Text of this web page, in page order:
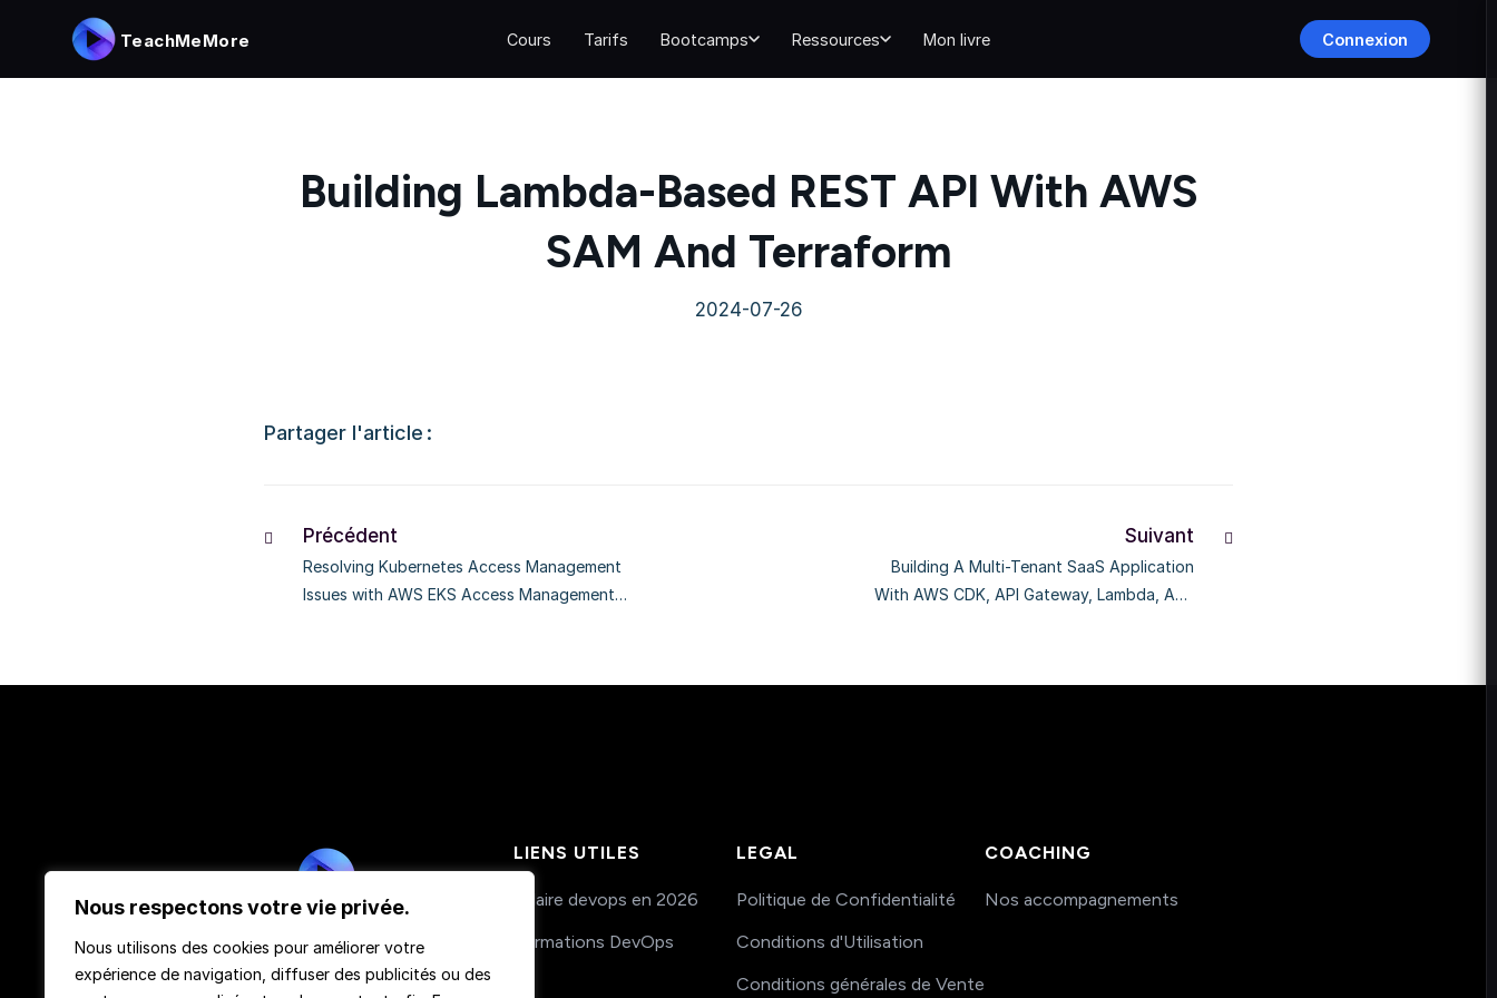
Nous respectons votre vie privée.
Nous utilisons des cookies pour améliorer votre
expérience de navigation, diffuser des publicités ou des
TeachMeMore Cours Tarifs Bootcamps Ressources Mon livre Connexion
Building Lambda-Based REST API With AWS
SAM And Terraform
2024-07-26
Partager l'article :
Précédent
Resolving Kubernetes Access Management
Issues with AWS EKS Access Management
Suivant
Building A Multi-Tenant SaaS Application
With AWS CDK, API Gateway, Lambda, And
LIENS UTILES
Salaire devops en 2026
Formations DevOps
LEGAL
Politique de Confidentialité
Conditions d'Utilisation
Conditions générales de Vente
COACHING
Nos accompagnements